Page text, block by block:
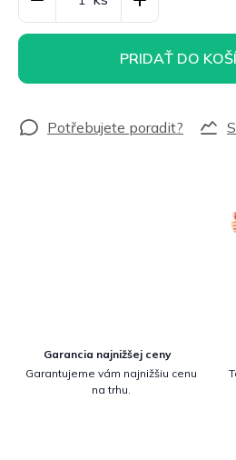
PRIDAŤ DO
Garancia najnižšej ceny
Garantujeme vám najnižšiu cenu
na trhu.